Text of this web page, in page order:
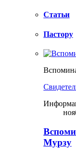
Статьи
Пастору
Мурзу